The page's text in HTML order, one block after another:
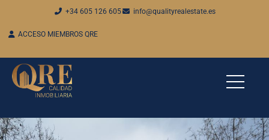
+34 605 126 605 info@qualityrealestate.es
ACCESO MIEMBROS QRE